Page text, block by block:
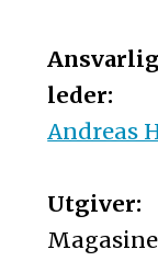
leder:
Andreas
Utgiver: